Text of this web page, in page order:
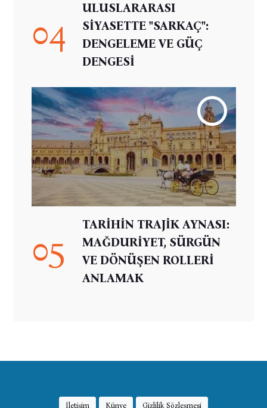
04
ULUSLARARASI
SİYASETTE "SARKAÇ":
DENGELEME VE GÜÇ
DENGESİ
05
TARİHİN TRAJİK AYNASI:
MAĞDURİYET, SÜRGÜN
VE DÖNÜŞEN ROLLERİ
ANLAMAK
İletişim Künye Gizlilik Sözleşmesi